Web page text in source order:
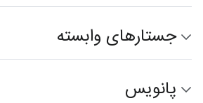
جستارهای وابسته
پانویس